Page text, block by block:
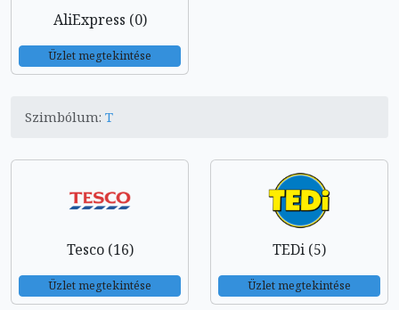
AliExpress (0)
Üzlet megtekintése
Szimbólum: T
Tesco (16)
Üzlet megtekintése
TEDi (5)
Üzlet megtekintése